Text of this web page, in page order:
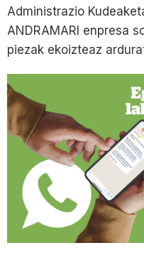
Administrazio
ANDRAMARI enpresa
piezak ekoizteaz